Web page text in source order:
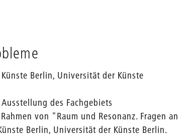
Berlin, Universität der Künste
des Fachgebiets
von "Raum und Resonanz. Fragen an
Berlin, Universität der Künste Berlin.